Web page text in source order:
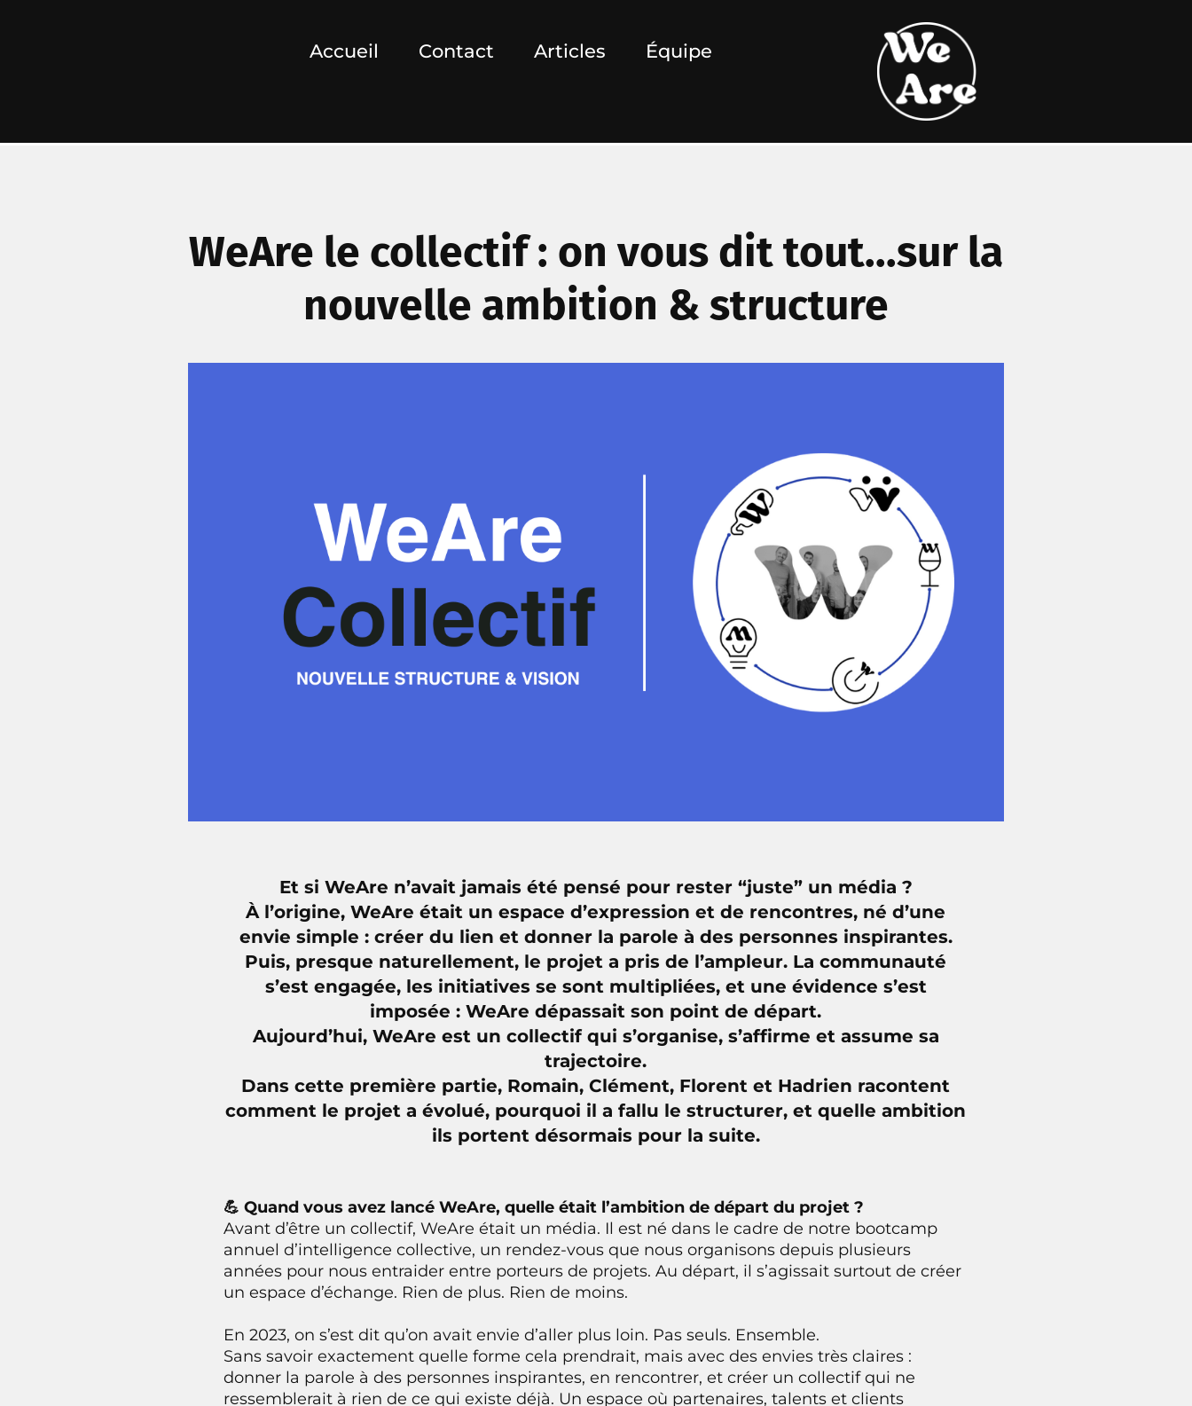
Accueil Contact Articles Équipe
WeAre le collectif : on vous dit tout...sur la
nouvelle ambition & structure
Et si WeAre n’avait jamais été pensé pour rester “juste” un média ?
À l’origine, WeAre était un espace d’expression et de rencontres, né d’une
envie simple : créer du lien et donner la parole à des personnes inspirantes.
Puis, presque naturellement, le projet a pris de l’ampleur. La communauté
s’est engagée, les initiatives se sont multipliées, et une évidence s’est
imposée : WeAre dépassait son point de départ.
Aujourd’hui, WeAre est un collectif qui s’organise, s’affirme et assume sa
trajectoire.
Dans cette première partie, Romain, Clément, Florent et Hadrien racontent
comment le projet a évolué, pourquoi il a fallu le structurer, et quelle ambition
ils portent désormais pour la suite.
💪 Quand vous avez lancé WeAre, quelle était l’ambition de départ du projet ?
Avant d’être un collectif, WeAre était un média. Il est né dans le cadre de notre bootcamp
annuel d’intelligence collective, un rendez-vous que nous organisons depuis plusieurs
années pour nous entraider entre porteurs de projets. Au départ, il s’agissait surtout de créer
un espace d’échange. Rien de plus. Rien de moins.
En 2023, on s’est dit qu’on avait envie d’aller plus loin. Pas seuls. Ensemble.
Sans savoir exactement quelle forme cela prendrait, mais avec des envies très claires :
donner la parole à des personnes inspirantes, en rencontrer, et créer un collectif qui ne
ressemblerait à rien de ce qui existe déjà. Un espace où partenaires, talents et clients